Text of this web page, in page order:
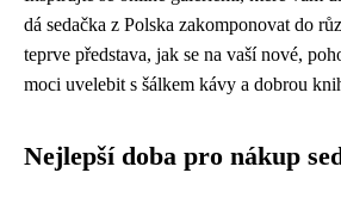
dá sedačka z Polska zakomponovat do
teprve představa, jak se na vaší nové,
moci uvelebit s šálkem kávy a dobrou
Nejlepší doba pro nákup